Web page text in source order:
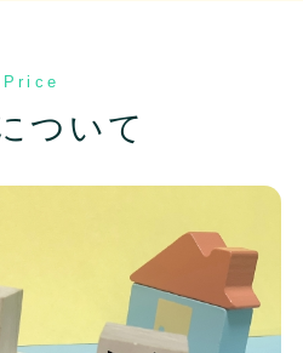
Price
ついて